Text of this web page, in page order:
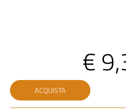
€
M
Ama®
Viva
quantità
ACQUISTA